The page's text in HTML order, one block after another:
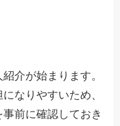
介が始まります。
なりやすいため、
前に確認しておき